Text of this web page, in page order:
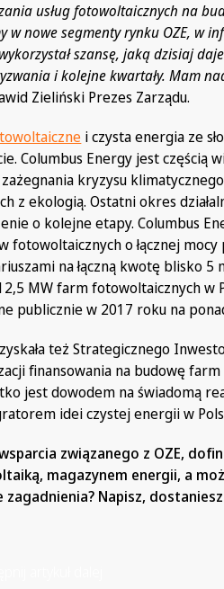
usług fotowoltaicznych na
w nowe segmenty rynku OZE, w
szansę, jaką dzisiaj
i kolejne kwartały. Mam
Zieliński Prezes Zarządu.
i czysta energia ze
Columbus Energy jest
kryzysu
z ekologią. Ostatni okres
o kolejne etapy. Columbus
fotowoltaicznych o łącznej
na łączną kwotę blisko 5
MW farm fotowoltaicznych w
publicznie w 2017 roku na
też Strategicznego
finansowania na budowę
jest dowodem na świadomą
idei czystej energii w
związanego z OZE,
magazynem energii, a
zagadnienia? Napisz,